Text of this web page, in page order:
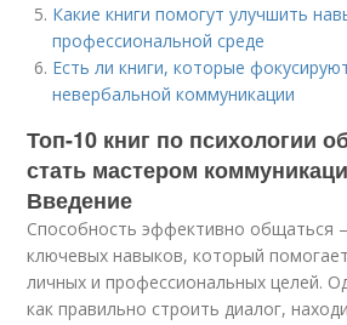
Какие книги помогут улучшить
профессиональной среде
Есть ли книги, которые
невербальной коммуникации
Топ-10 книг по психологии
стать мастером
Введение
Способность эффективно общаться
ключевых навыков, который
личных и профессиональных целей.
как правильно строить диалог,